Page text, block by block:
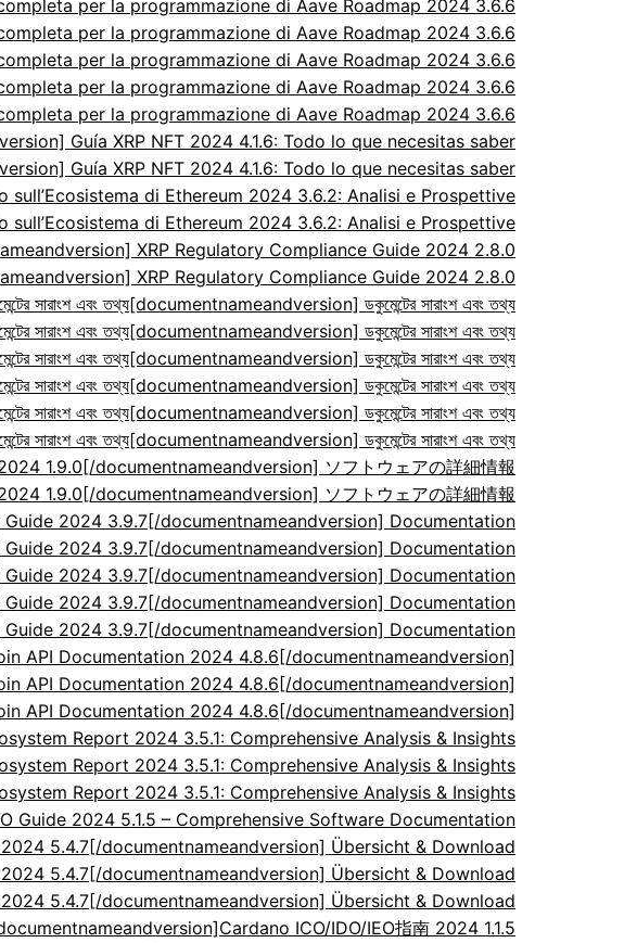
per la programmazione di Aave Roadmap 2024 3.6.6
per la programmazione di Aave Roadmap 2024 3.6.6
per la programmazione di Aave Roadmap 2024 3.6.6
per la programmazione di Aave Roadmap 2024 3.6.6
per la programmazione di Aave Roadmap 2024 3.6.6
Guía XRP NFT 2024 4.1.6: Todo lo que necesitas saber
Guía XRP NFT 2024 4.1.6: Todo lo que necesitas saber
di Ethereum 2024 3.6.2: Analisi e Prospettive
di Ethereum 2024 3.6.2: Analisi e Prospettive
XRP Regulatory Compliance Guide 2024 2.8.0
XRP Regulatory Compliance Guide 2024 2.8.0
সারাংশ এবং তথ্য[documentnameandversion] ডকুমেন্টের সারাংশ এবং তথ্য
সারাংশ এবং তথ্য[documentnameandversion] ডকুমেন্টের সারাংশ এবং তথ্য
সারাংশ এবং তথ্য[documentnameandversion] ডকুমেন্টের সারাংশ এবং তথ্য
সারাংশ এবং তথ্য[documentnameandversion] ডকুমেন্টের সারাংশ এবং তথ্য
সারাংশ এবং তথ্য[documentnameandversion] ডকুমেন্টের সারাংশ এবং তথ্য
সারাংশ এবং তথ্য[documentnameandversion] ডকুমেন্টের সারাংশ এবং তথ্য
1.9.0[/documentnameandversion] ソフトウェアの詳細情報
1.9.0[/documentnameandversion] ソフトウェアの詳細情報
2024 3.9.7[/documentnameandversion] Documentation
2024 3.9.7[/documentnameandversion] Documentation
2024 3.9.7[/documentnameandversion] Documentation
2024 3.9.7[/documentnameandversion] Documentation
2024 3.9.7[/documentnameandversion] Documentation
API Documentation 2024 4.8.6[/documentnameandversion]
API Documentation 2024 4.8.6[/documentnameandversion]
API Documentation 2024 4.8.6[/documentnameandversion]
Report 2024 3.5.1: Comprehensive Analysis & Insights
Report 2024 3.5.1: Comprehensive Analysis & Insights
Report 2024 3.5.1: Comprehensive Analysis & Insights
Guide 2024 5.1.5 – Comprehensive Software Documentation
5.4.7[/documentnameandversion] Übersicht & Download
5.4.7[/documentnameandversion] Übersicht & Download
5.4.7[/documentnameandversion] Übersicht & Download
ICO/IDO/IEO指南 2024 1.1.5